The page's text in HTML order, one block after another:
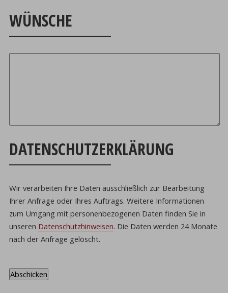
WÜNSCHE
DATENSCHUTZERKLÄRUNG
Wir verarbeiten Ihre Daten ausschließlich zur Bearbeitung
Ihrer Anfrage oder Ihres Auftrags.Weitere Informationen
zum Umgang mit personenbezogenen Daten finden Sie in
unseren Datenschutzhinweisen. Die Daten werden 24 Monate
nach der Anfrage gelöscht.